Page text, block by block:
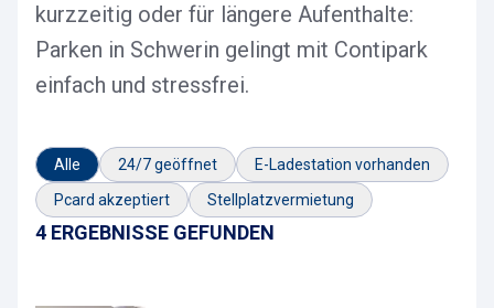
kurzzeitig oder für längere Aufenthalte:
Parken in Schwerin gelingt mit Contipark
einfach und stressfrei.
Alle 24/7 geöffnet
E-Ladestation vorhanden
Pcard akzeptiert
Stellplatzvermietung
4 ERGEBNISSE GEFUNDEN